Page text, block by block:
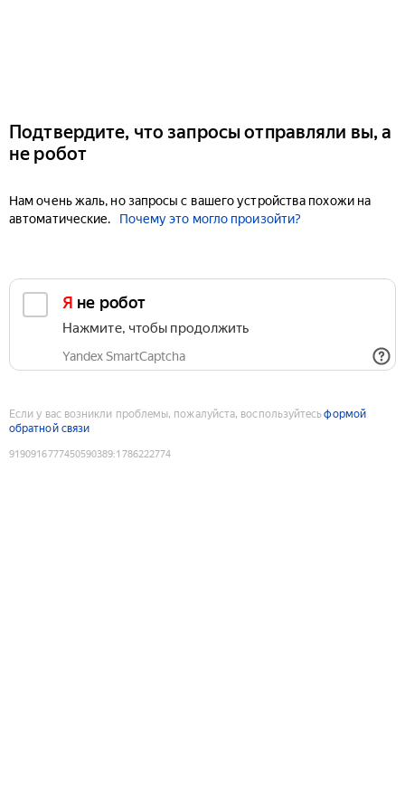
Подтвердите, что запросы отправляли вы, а
не робот
Нам очень жаль, но запросы с вашего устройства похожи на
автоматические.
Почему это могло произойти?
Я не робот
Нажмите, чтобы продолжить
Yandex SmartCaptcha
Если у вас возникли проблемы, пожалуйста, воспользуйтесьформой
обратной связи
9190916777450590389:1786222774